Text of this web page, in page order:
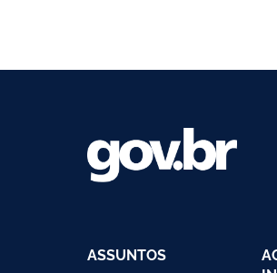
ASSUNTOS